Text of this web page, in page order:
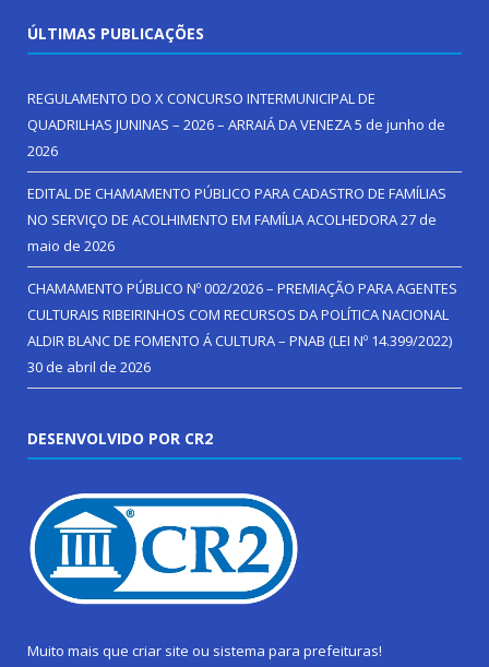
ÚLTIMAS PUBLICAÇÕES
REGULAMENTO DO X CONCURSO INTERMUNICIPAL DE
QUADRILHAS JUNINAS – 2026 – ARRAIÁ DA VENEZA5 de junho de
2026
EDITAL DE CHAMAMENTO PÚBLICO PARA CADASTRO DE FAMÍLIAS
NO SERVIÇO DE ACOLHIMENTO EM FAMÍLIA ACOLHEDORA27 de
maio de 2026
CHAMAMENTO PÚBLICO Nº 002/2026 – PREMIAÇÃO PARA AGENTES
CULTURAIS RIBEIRINHOS COM RECURSOS DA POLÍTICA NACIONAL
ALDIR BLANC DE FOMENTO Á CULTURA – PNAB (LEI Nº 14.399/2022)
30 de abril de 2026
DESENVOLVIDO POR CR2
Muito mais que criar site ou sistema para prefeituras!